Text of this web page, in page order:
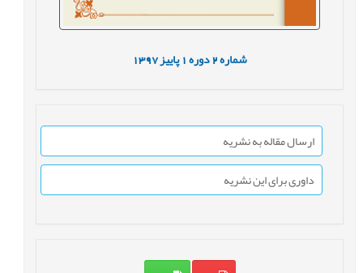
شماره2 دوره1 پاییز1397
ارسال مقاله به نشریه
داوری برای این نشریه